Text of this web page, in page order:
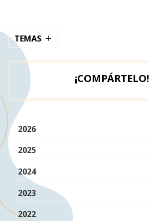
TEMAS
¡COMPÁRTELO!
2026
2025
2024
2023
2022